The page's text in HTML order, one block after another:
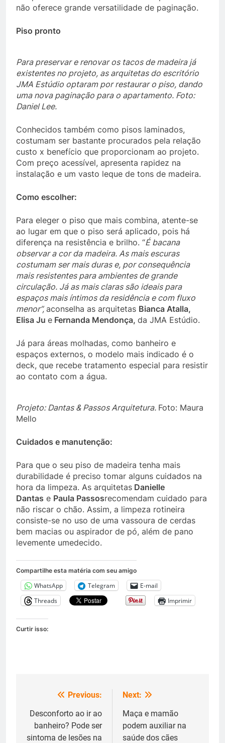
não oferece grande versatilidade de paginação.
Piso pronto
Para preservar e renovar os tacos de madeira já
existentes no projeto, as arquitetas do escritório
JMA Estúdio optaram por restaurar o piso, dando
uma nova paginação para o apartamento. Foto:
Daniel Lee.
Conhecidos também como pisos laminados,
costumam ser bastante procurados pela relação
custo x benefício que proporcionam ao projeto.
Com preço acessível, apresenta rapidez na
instalação e um vasto leque de tons de madeira.
Como escolher:
Para eleger o piso que mais combina, atente-se
ao lugar em que o piso será aplicado, pois há
diferença na resistência e brilho. “É bacana
observar a cor da madeira. As mais escuras
costumam ser mais duras e, por consequência
mais resistentes para ambientes de grande
circulação. Já as mais claras são ideais para
espaços mais íntimos da residência e com fluxo
menor”, aconselha as arquitetas Bianca Atalla,
Elisa Ju e Fernanda Mendonça, da JMA Estúdio.
Já para áreas molhadas, como banheiro e
espaços externos, o modelo mais indicado é o
deck, que recebe tratamento especial para resistir
ao contato com a água.
Projeto: Dantas & Passos Arquitetura. Foto: Maura
Mello
Cuidados e manutenção:
Para que o seu piso de madeira tenha mais
durabilidade é preciso tomar alguns cuidados na
hora da limpeza. As arquitetas Danielle
Dantas e Paula Passosrecomendam cuidado para
não riscar o chão. Assim, a limpeza rotineira
consiste-se no uso de uma vassoura de cerdas
bem macias ou aspirador de pó, além de pano
levemente umedecido.
Compartilhe esta matéria com seu amigo
WhatsApp Telegram
E-mail
Threads
Imprimir
Curtir isso:
Navegação
de
Post
Previous:
Desconforto ao ir ao
banheiro? Pode ser
sintoma de lesões na
Next:
Maça e mamão
podem auxiliar na
saúde dos cães